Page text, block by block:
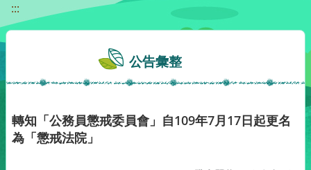
:::
公告彙整
轉知「公務員懲戒委員會」自109年7月17日起更名
為「懲戒法院」